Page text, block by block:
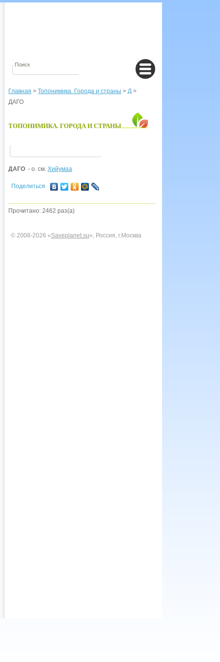
Главная > Топонимика. Города и страны > Д >
ДАГО
ТОПОНИМИКА. ГОРОДА И СТРАНЫ
ДАГО - о. см. Хийумаа
Поделиться
Прочитано: 2462 раз(а)
© 2008-2026 «Saveplanet.su», Россия, г.Москва